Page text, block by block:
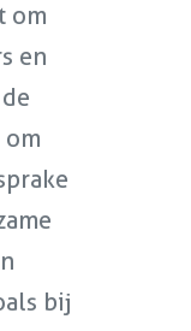
om
en
bij